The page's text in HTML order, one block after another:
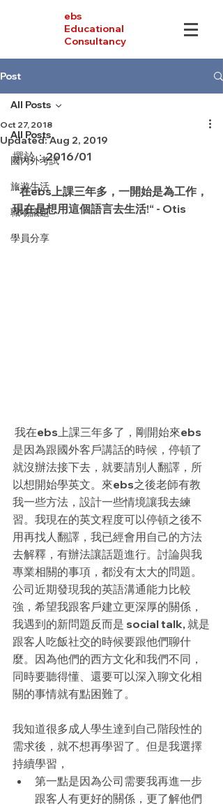
ebs
Educational
Consultancy
Post
All Posts
國內外考試
旅遊生活
職場議題
學員分享
All Posts
Oct 27, 2018
Updated:Aug 2, 2019
撰於：2016/01
“在ebs上課三年多，一開始是為工作，
現在是想用這個語言去生活!“ - Otis
是因為跟國外客戶講話的時候，停頓了
就沒辦法接下去，就要請別人翻譯，所
以想開始學英文。來ebs之後老師有教
我一些方法，設計一些情境讓我去練
習。我現在的英文程度可以停頓之後不
用再找人翻譯，我已經會用自己的方法
去解釋，有辦法讓話題進行。討論與我
專業相關的事項，都没有太大的問題。
公司近期發現我的英語溝通能力比較
強，希望我跟客戶建立更深厚的關係，
我遇到的新問題反而是 social talk, 就是
跟客人吃飯社交的時候要跟他們聊什
麼。因為他們的西方文化和我們不同，
同時要聽得懂、還要可以深入聊文化相
關的事情就有點困難了。
我知道很多成人學生達到自己階段性的
需求後，就不想再學習了。但是我選擇
持續學習，
第一點是因為公司需要我再進一步
跟客人有更好的關係，更了解他們